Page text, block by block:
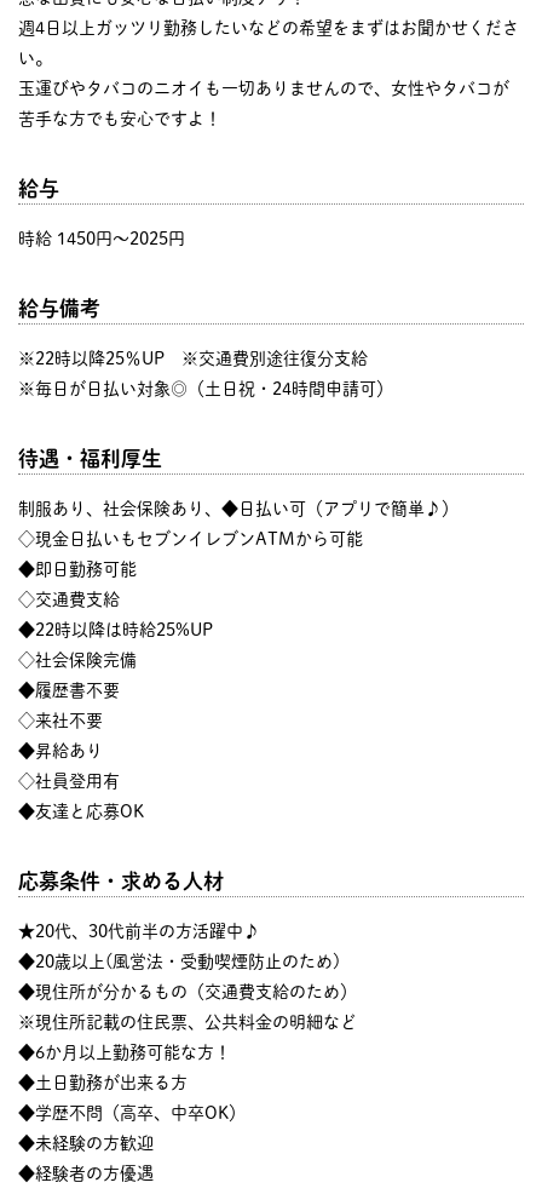
週4日以上ガッツリ勤務したいなどの希望をまずはお聞かせくださ
い。
玉運びやタバコのニオイも一切ありませんので、女性やタバコが
苦手な方でも安心ですよ！
給与
時給 1450円〜2025円
給与備考
※22時以降25％UP ※交通費別途往復分支給
※毎日が日払い対象◎（土日祝・24時間申請可）
待遇・福利厚生
制服あり、社会保険あり、◆日払い可（アプリで簡単♪）
◇現金日払いもセブンイレブンATMから可能
◆即日勤務可能
◇交通費支給
◆22時以降は時給25%UP
◇社会保険完備
◆履歴書不要
◇来社不要
◆昇給あり
◇社員登用有
◆友達と応募OK
応募条件・求める人材
★20代、30代前半の方活躍中♪
◆20歳以上(風営法・受動喫煙防止のため)
◆現住所が分かるもの（交通費支給のため）
※現住所記載の住民票、公共料金の明細など
◆6か月以上勤務可能な方！
◆土日勤務が出来る方
◆学歴不問（高卒、中卒OK）
◆未経験の方歓迎
◆経験者の方優遇